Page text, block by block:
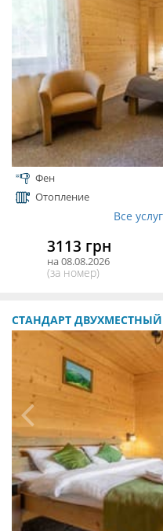
Фен
Отопление
Все
3113 грн
на 08.08.2026
(за номер)
СТАНДАРТ